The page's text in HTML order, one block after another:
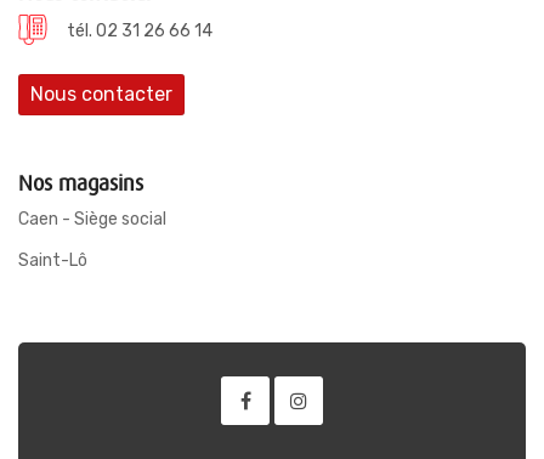
tél. 02 31 26 66 14
Nous contacter
Nos magasins
Caen - Siège social
Saint-Lô